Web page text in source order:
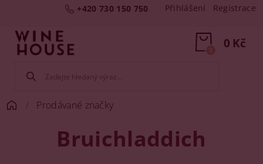
+420 730 150 750 Přihlášení Registrace
0 Kč
0
Prodávané značky
Bruichladdich